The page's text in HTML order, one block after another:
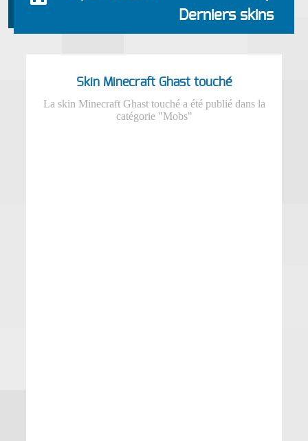
Derniers skins
Skin Minecraft Ghast touché
La skin Minecraft Ghast touché a été publié dans la
catégorie "Mobs"